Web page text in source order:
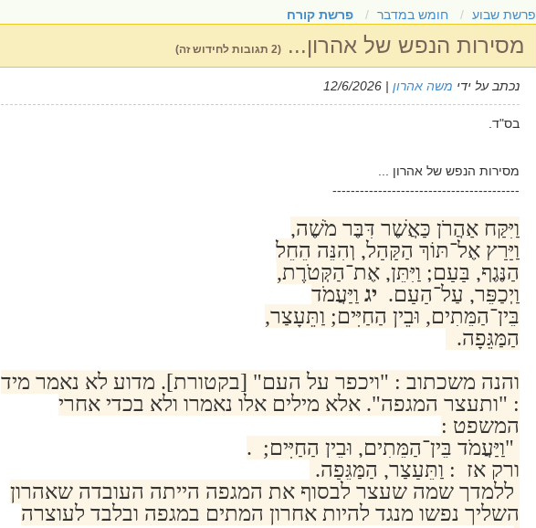
פרשת שבוע חומש במדבר פרשת קורח
מסירות הנפש של אהרון... (2 תגובות לחידוש זה)
נכתב על ידי משה אהרון | 12/6/2026
בס"ד.
מסירות הנפש של אהרון ...
-----------------------------------------
וַיִּקַּח אַהֲרֹן כַּאֲשֶׁר דִּבֶּר מֹשֶׁה,
וַיָּרָץ אֶל־תּוֹךְ הַקָּהָל, וְהִנֵּה הֵחֵל
הַנֶּגֶף, בָּעָם; וַיִּתֵּן, אֶת־הַקְּטֹרֶת,
וַיְכַפֵּר, עַל־הָעָם. יג וַיַּעֲמֹד
בֵּין־הַמֵּתִים, וּבֵין הַחַיִּים; וַתֵּעָצַר,
הַמַּגֵּפָה.
והנה משכתוב : "ויכפר על העם" [בקטורת]. מדוע לא נאמר מיד
: "ותעצר המגפה". אלא מילים אלו נאמרו ולא בכדי אחרי
המשפט :
"וַיַּעֲמֹד בֵּין־הַמֵּתִים, וּבֵין הַחַיִּים; .
ורק אז : וַתֵּעָצַר, הַמַּגֵּפָה.
ללמדך שמה שעצר לבסוף את המגפה הייתה העובדה שאהרון
השליך נפשו מנגד להיות אחרון המתים במגפה ובלבד לעוצרה